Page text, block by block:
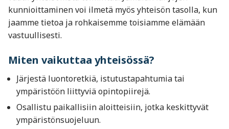
kunnioittaminen voi ilmetä myös yhteisön tasolla, kun
jaamme tietoa ja rohkaisemme toisiamme elämään
vastuullisesti.
Miten vaikuttaa yhteisössä?
Järjestä luontoretkiä, istutustapahtumia tai
ympäristöön liittyviä opintopiirejä.
Osallistu paikallisiin aloitteisiin, jotka keskittyvät
ympäristönsuojeluun.